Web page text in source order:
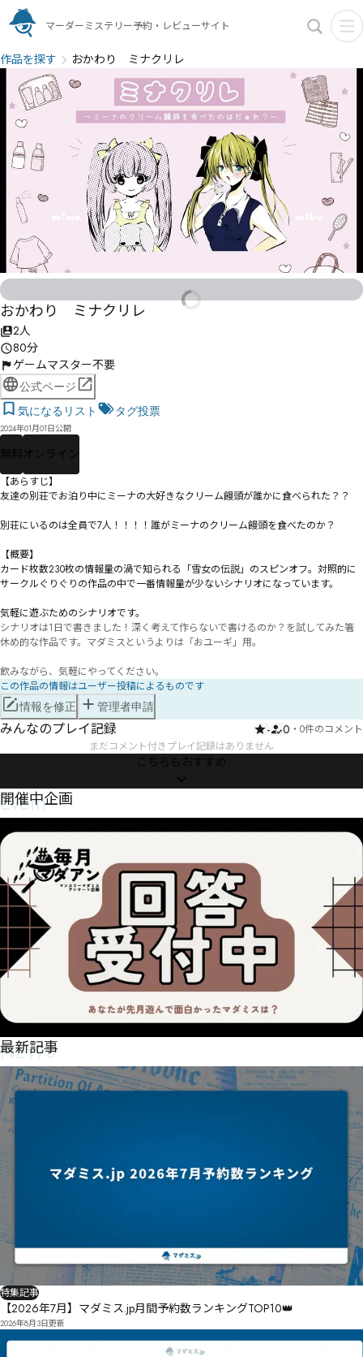
マーダーミステリー予約・レビューサイト
作品を探す おかわり ミナクリレ
おかわり ミナクリレ
2人
80分
ゲームマスター不要
公式ページ
気になるリスト
タグ投票
2024年01月01日公開
無料 オンライン
【あらすじ】
友達の別荘でお泊り中にミーナの大好きなクリーム饅頭が誰かに食べられた？？
別荘にいるのは全員で7人！！！！誰がミーナのクリーム饅頭を食べたのか？
【概要】
カード枚数230枚の情報量の渦で知られる「雪女の伝説」のスピンオフ。対照的に
サークルぐりぐりの作品の中で一番情報量が少ないシナリオになっています。
シナリオは1日で書きました！深く考えて作らないで書けるのか？を試してみた箸
休め的な作品です。マダミスというよりは「おユーギ」用。
飲みながら、気軽にやってください。
この作品の情報はユーザー投稿によるものです
情報を修正 管理者申請
みんなのプレイ記録 - 0 ・ 0件のコメント
まだコメント付きプレイ記録はありません
こちらもおすすめ
Event
開催中企画
NEWS
最新記事
特集記事
【2026年7月】マダミス.jp月間予約数ランキングTOP10👑
2026年8月3日更新